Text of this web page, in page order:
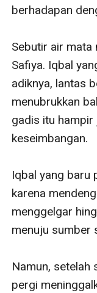
berhadapan
Sebutir air mata
Safiya. Iqbal
adiknya, lantas
menubrukkan
gadis itu hampir
keseimbangan.
Iqbal yang baru
karena
menggelgar
menuju sumber
Namun, setelah
pergi